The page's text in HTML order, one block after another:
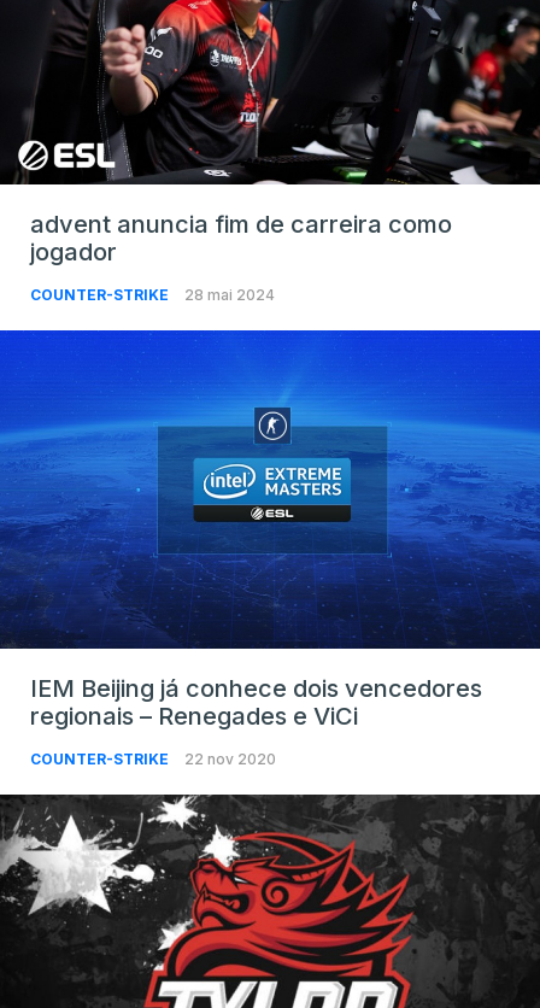
advent anuncia fim de carreira como
jogador
COUNTER-STRIKE 28 mai 2024
IEM Beijing já conhece dois vencedores
regionais – Renegades e ViCi
COUNTER-STRIKE 22 nov 2020